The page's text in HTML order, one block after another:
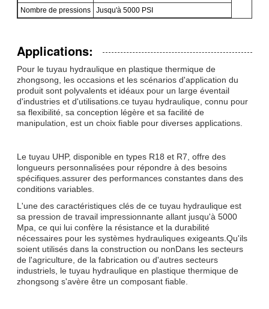
Nombre de pressions
Jusqu'à 5000 PSI
Applications:
Pour le tuyau hydraulique en plastique thermique de
zhongsong, les occasions et les scénarios d'application du
produit sont polyvalents et idéaux pour un large éventail
d'industries et d'utilisations.ce tuyau hydraulique, connu pour
sa flexibilité, sa conception légère et sa facilité de
manipulation, est un choix fiable pour diverses applications.
Le tuyau UHP, disponible en types R18 et R7, offre des
longueurs personnalisées pour répondre à des besoins
spécifiques.assurer des performances constantes dans des
conditions variables.
L'une des caractéristiques clés de ce tuyau hydraulique est
sa pression de travail impressionnante allant jusqu'à 5000
Mpa, ce qui lui confère la résistance et la durabilité
nécessaires pour les systèmes hydrauliques exigeants.Qu'ils
soient utilisés dans la construction ou nonDans les secteurs
de l'agriculture, de la fabrication ou d'autres secteurs
industriels, le tuyau hydraulique en plastique thermique de
zhongsong s'avère être un composant fiable.